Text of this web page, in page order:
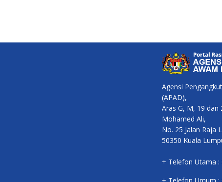
Agensi
(APAD),
Aras G, M, 19 dan
Mohamed Ali,
No. 25 Jalan Raja
50350 Kuala
+ Telefon Utama :